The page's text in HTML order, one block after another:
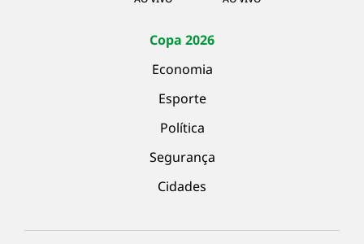
Copa 2026
Economia
Esporte
Política
Segurança
Cidades